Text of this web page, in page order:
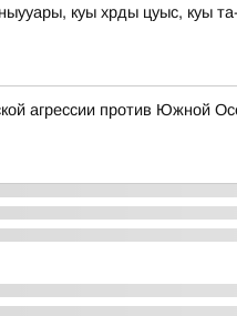
куы хрды цуыс, куы
агрессии против Южной